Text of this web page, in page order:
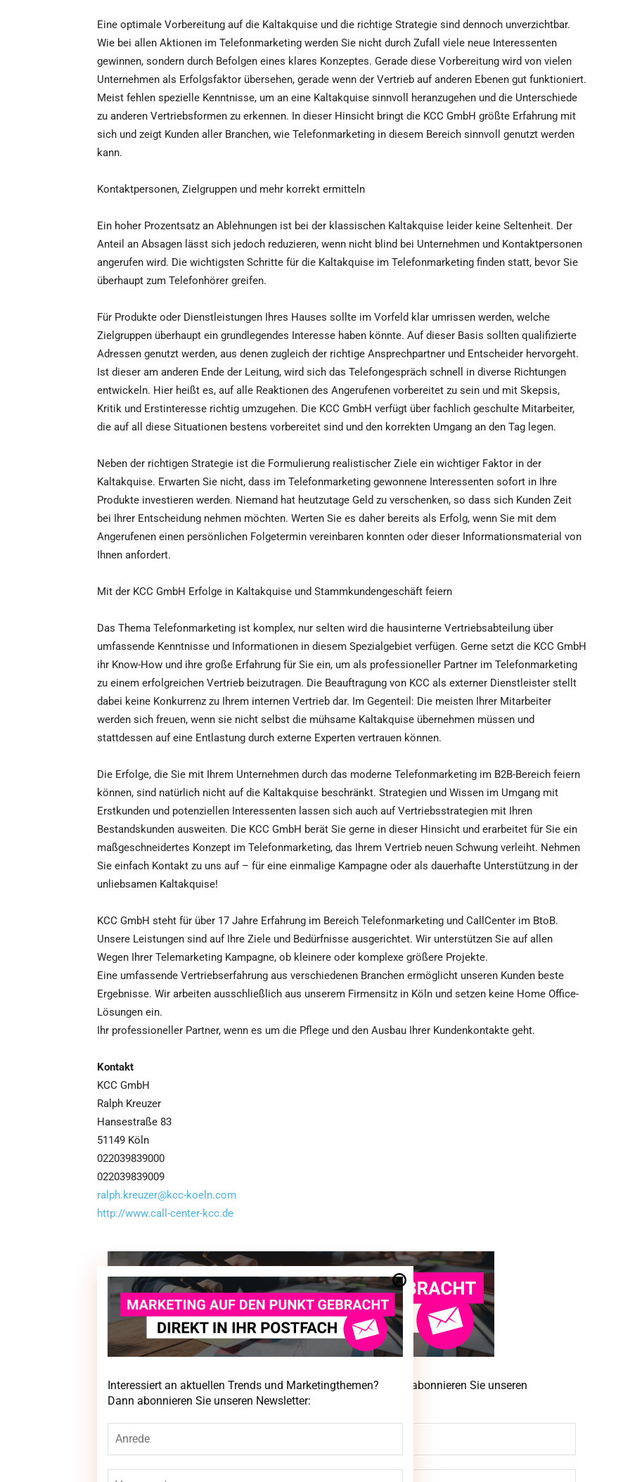
Eine optimale Vorbereitung auf die Kaltakquise und die richtige Strategie sind dennoch unverzichtbar.
Wie bei allen Aktionen im Telefonmarketing werden Sie nicht durch Zufall viele neue Interessenten
gewinnen, sondern durch Befolgen eines klares Konzeptes. Gerade diese Vorbereitung wird von vielen
Unternehmen als Erfolgsfaktor übersehen, gerade wenn der Vertrieb auf anderen Ebenen gut funktioniert.
Meist fehlen spezielle Kenntnisse, um an eine Kaltakquise sinnvoll heranzugehen und die Unterschiede
zu anderen Vertriebsformen zu erkennen. In dieser Hinsicht bringt die KCC GmbH größte Erfahrung mit
sich und zeigt Kunden aller Branchen, wie Telefonmarketing in diesem Bereich sinnvoll genutzt werden
kann.
Kontaktpersonen, Zielgruppen und mehr korrekt ermitteln
Ein hoher Prozentsatz an Ablehnungen ist bei der klassischen Kaltakquise leider keine Seltenheit. Der
Anteil an Absagen lässt sich jedoch reduzieren, wenn nicht blind bei Unternehmen und Kontaktpersonen
angerufen wird. Die wichtigsten Schritte für die Kaltakquise im Telefonmarketing finden statt, bevor Sie
überhaupt zum Telefonhörer greifen.
Für Produkte oder Dienstleistungen Ihres Hauses sollte im Vorfeld klar umrissen werden, welche
Zielgruppen überhaupt ein grundlegendes Interesse haben könnte. Auf dieser Basis sollten qualifizierte
Adressen genutzt werden, aus denen zugleich der richtige Ansprechpartner und Entscheider hervorgeht.
Ist dieser am anderen Ende der Leitung, wird sich das Telefongespräch schnell in diverse Richtungen
entwickeln. Hier heißt es, auf alle Reaktionen des Angerufenen vorbereitet zu sein und mit Skepsis,
Kritik und Erstinteresse richtig umzugehen. Die KCC GmbH verfügt über fachlich geschulte Mitarbeiter,
die auf all diese Situationen bestens vorbereitet sind und den korrekten Umgang an den Tag legen.
Neben der richtigen Strategie ist die Formulierung realistischer Ziele ein wichtiger Faktor in der
Kaltakquise. Erwarten Sie nicht, dass im Telefonmarketing gewonnene Interessenten sofort in Ihre
Produkte investieren werden. Niemand hat heutzutage Geld zu verschenken, so dass sich Kunden Zeit
bei Ihrer Entscheidung nehmen möchten. Werten Sie es daher bereits als Erfolg, wenn Sie mit dem
Angerufenen einen persönlichen Folgetermin vereinbaren konnten oder dieser Informationsmaterial von
Ihnen anfordert.
Mit der KCC GmbH Erfolge in Kaltakquise und Stammkundengeschäft feiern
Das Thema Telefonmarketing ist komplex, nur selten wird die hausinterne Vertriebsabteilung über
umfassende Kenntnisse und Informationen in diesem Spezialgebiet verfügen. Gerne setzt die KCC GmbH
ihr Know-How und ihre große Erfahrung für Sie ein, um als professioneller Partner im Telefonmarketing
zu einem erfolgreichen Vertrieb beizutragen. Die Beauftragung von KCC als externer Dienstleister stellt
dabei keine Konkurrenz zu Ihrem internen Vertrieb dar. Im Gegenteil: Die meisten Ihrer Mitarbeiter
werden sich freuen, wenn sie nicht selbst die mühsame Kaltakquise übernehmen müssen und
stattdessen auf eine Entlastung durch externe Experten vertrauen können.
Die Erfolge, die Sie mit Ihrem Unternehmen durch das moderne Telefonmarketing im B2B-Bereich feiern
können, sind natürlich nicht auf die Kaltakquise beschränkt. Strategien und Wissen im Umgang mit
Erstkunden und potenziellen Interessenten lassen sich auch auf Vertriebsstrategien mit Ihren
Bestandskunden ausweiten. Die KCC GmbH berät Sie gerne in dieser Hinsicht und erarbeitet für Sie ein
maßgeschneidertes Konzept im Telefonmarketing, das Ihrem Vertrieb neuen Schwung verleiht. Nehmen
Sie einfach Kontakt zu uns auf – für eine einmalige Kampagne oder als dauerhafte Unterstützung in der
unliebsamen Kaltakquise!
KCC GmbH steht für über 17 Jahre Erfahrung im Bereich Telefonmarketing und CallCenter im BtoB.
Unsere Leistungen sind auf Ihre Ziele und Bedürfnisse ausgerichtet. Wir unterstützen Sie auf allen
Wegen Ihrer Telemarketing Kampagne, ob kleinere oder komplexe größere Projekte.
Eine umfassende Vertriebserfahrung aus verschiedenen Branchen ermöglicht unseren Kunden beste
Ergebnisse. Wir arbeiten ausschließlich aus unserem Firmensitz in Köln und setzen keine Home Office-
Lösungen ein.
Ihr professioneller Partner, wenn es um die Pflege und den Ausbau Ihrer Kundenkontakte geht.
Kontakt
KCC GmbH
Ralph Kreuzer
Hansestraße 83
51149 Köln
022039839000
022039839009
ralph.kreuzer@kcc-koeln.com
http://www.call-center-kcc.de
Interessiert an aktuellen Trends und Marketingthemen? Dann abonnieren Sie unseren
Newsletter:
Interessiert an aktuellen Trends und Marketingthemen?
Dann abonnieren Sie unseren Newsletter: